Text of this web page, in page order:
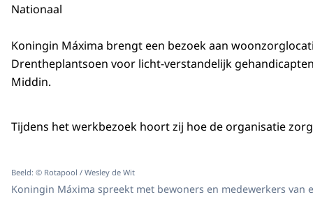
Nationaal
Koningin Máxima brengt een bezoek aan
Drentheplantsoen voor licht-verstandelijk
Middin.
Tijdens het werkbezoek hoort zij hoe de organisatie
Beeld: © Rotapool / Wesley de Wit
Koningin Máxima spreekt met bewoners en medewerkers